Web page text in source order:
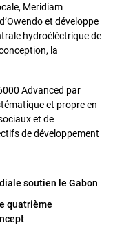
Meridiam
et développe
hydroéléctrique de
la
Advanced par
et propre en
et de
de développement
soutien le Gabon
quatrième